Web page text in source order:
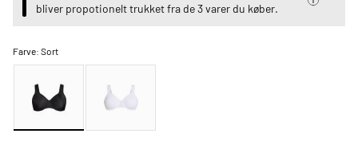
bliver propotionelt trukket fra de 3 varer du køber.
Farve:Sort